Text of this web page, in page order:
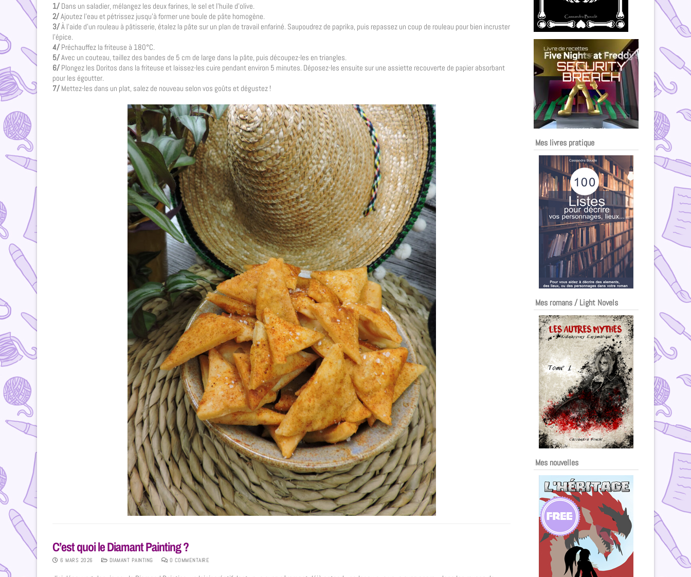
1/ Dans un saladier, mélangez les deux farines, le sel et l’huile d’olive.
2/Ajoutez l’eau et pétrissez jusqu’à former une boule de pâte homogène.
3/À l’aide d’un rouleau à pâtisserie, étalez la pâte sur un plan de travail enfariné. Saupoudrez de paprika, puis repassez un coup de rouleau pour bien incruster
l’épice.
4/ Préchauffez la friteuse à 180°C.
5/Avec un couteau, taillez des bandes de 5 cm de large dans la pâte, puis découpez-les en triangles.
6/ Plongez les Doritos dans la friteuse et laissez-les cuire pendant environ 5 minutes. Déposez-les ensuite sur une assiette recouverte de papier absorbant
pour les égoutter.
7/ Mettez-les dans un plat, salez de nouveau selon vos goûts et dégustez !
C’est quoi le Diamant Painting ?
6 MARS 2026 DIAMANT PAINTING 0 COMMENTAIRE
Mes livres pratique
Mes romans / Light Novels
Mes nouvelles